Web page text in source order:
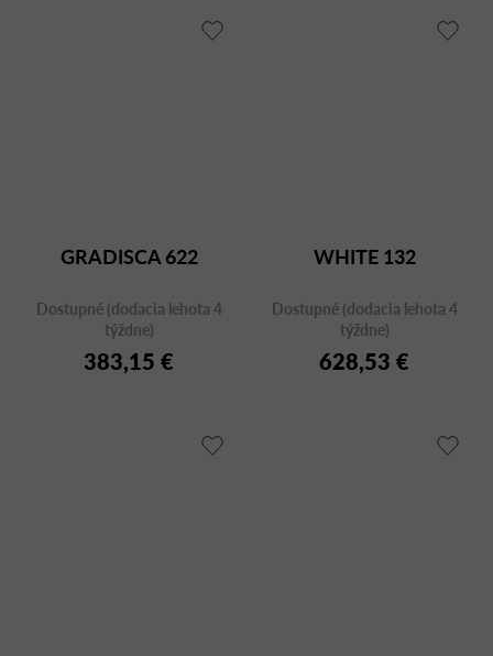
GRADISCA 622
Dostupné (dodacia lehota 4
týždne)
383,15 €
WHITE 132
Dostupné (dodacia lehota 4
týždne)
628,53 €